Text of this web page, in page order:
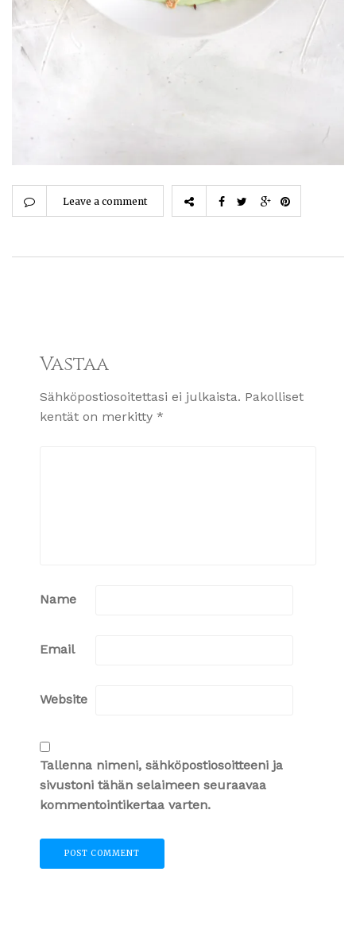
Leave a comment
Vastaa
Sähköpostiosoitettasi ei julkaista. Pakolliset
kentät on merkitty *
Name
Email
Website
Tallenna nimeni, sähköpostiosoitteeni ja
sivustoni tähän selaimeen seuraavaa
kommentointikertaa varten.